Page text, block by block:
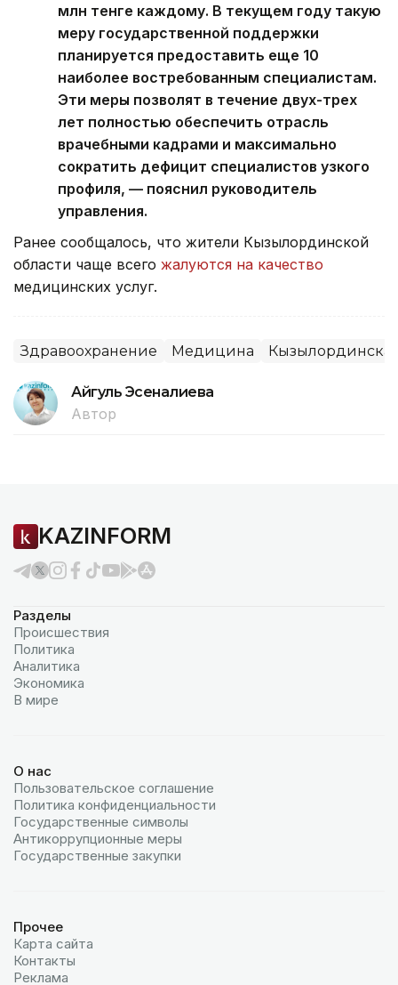
млн тенге каждому. В текущем году такую
меру государственной поддержки
планируется предоставить еще 10
наиболее востребованным специалистам.
Эти меры позволят в течение двух-трех
лет полностью обеспечить отрасль
врачебными кадрами и максимально
сократить дефицит специалистов узкого
профиля, — пояснил руководитель
управления.
Ранее сообщалось, что жители Кызылординской
области чаще всего жалуются на качество
медицинских услуг.
Здравоохранение Медицина
Айгуль Эсеналиева
Автор
KAZINFORM
Разделы
Происшествия
Политика
Аналитика
Экономика
В мире
О нас
Пользовательское соглашение
Политика конфиденциальности
Государственные символы
Антикоррупционные меры
Государственные закупки
Прочее
Карта сайта
Контакты
Реклама